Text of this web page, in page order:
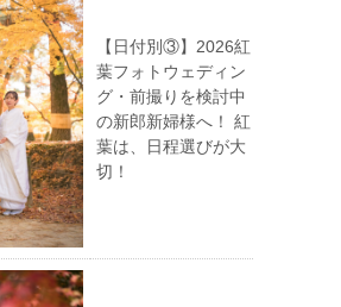
【日付別③】2026紅
葉フォトウェディン
グ・前撮りを検討中
の新郎新婦様へ！ 紅
葉は、日程選びが大
切！